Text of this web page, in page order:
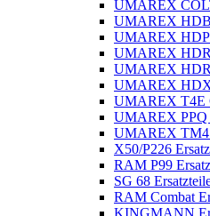
UMAREX
UMAREX
UMAREX
UMAREX
UMAREX
UMAREX
UMAREX T4E
UMAREX PPQ
UMAREX TM4
X50/P226
RAM P99
SG 68
RAM Combat
KINGMANN